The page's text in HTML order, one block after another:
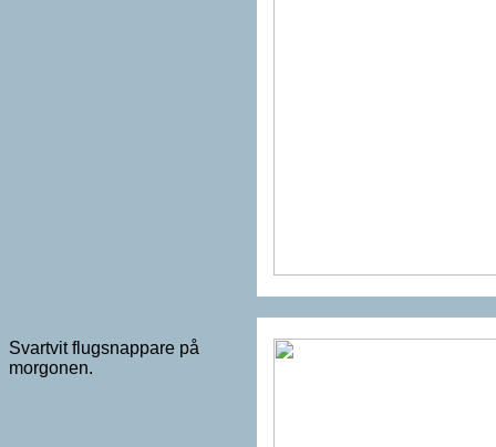
Svartvit flugsnappare på
morgonen.